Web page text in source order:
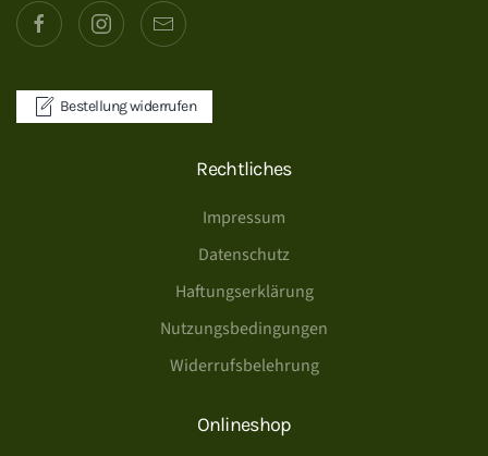
Bestellung widerrufen
Rechtliches
Impressum
Datenschutz
Haftungserklärung
Nutzungsbedingungen
Widerrufsbelehrung
Onlineshop